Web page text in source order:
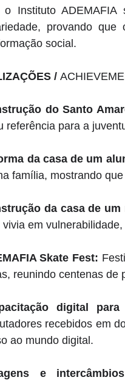
o Instituto
provando
social.
/
do Santo
referência para a
da casa de um
família, mostrando
da casa de um
vivia em
Skate Fest:
reunindo centenas de
digital para
recebidos em
ao mundo digital.
e